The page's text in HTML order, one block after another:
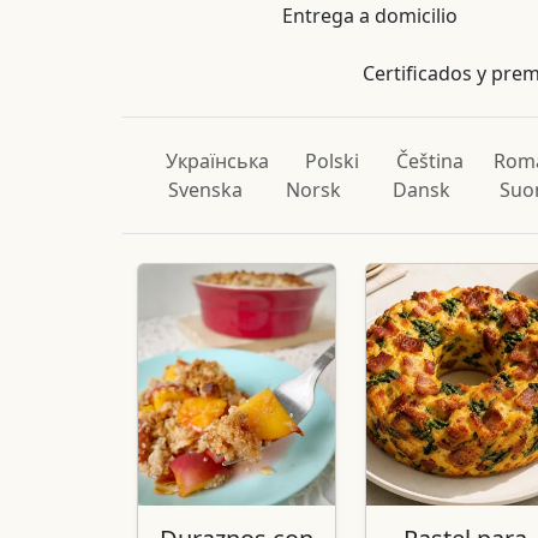
Entrega a domicilio
Certificados y
Українська Polski Čeština
Svenska
Norsk Dansk